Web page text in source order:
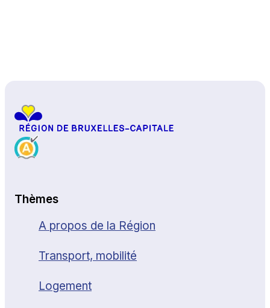
Thèmes
A propos de la Région
Transport, mobilité
Logement